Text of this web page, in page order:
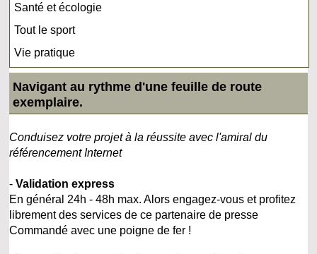
Santé et écologie
Tout le sport
Vie pratique
Navigant au rythme d'une feuille de route
exemplaire.
Conduisez votre projet à la réussite avec l'amiral du
référencement Internet
-Validation express
En général 24h - 48h max. Alors engagez-vous et profitez
librement des services de ce partenaire de presse
Commandé avec une poigne de fer !